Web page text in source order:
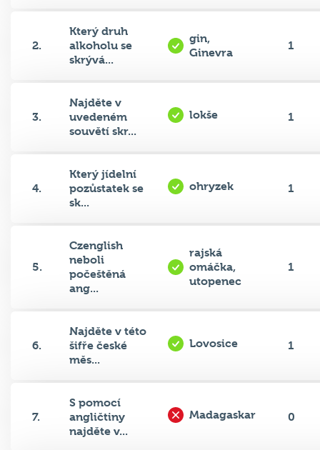
2.
Který druh
alkoholu se
skrývá...
gin,
Ginevra
1
3.
Najděte v
uvedeném
souvětí skr...
lokše 1
4.
Který jídelní
pozůstatek se
sk...
ohryzek 1
5.
Czenglish
neboli
počeštěná
ang...
rajská
omáčka,
utopenec
1
6.
Najděte v této
šifře české
měs...
Lovosice 1
7.
S pomocí
angličtiny
najděte v...
Madagaskar 0